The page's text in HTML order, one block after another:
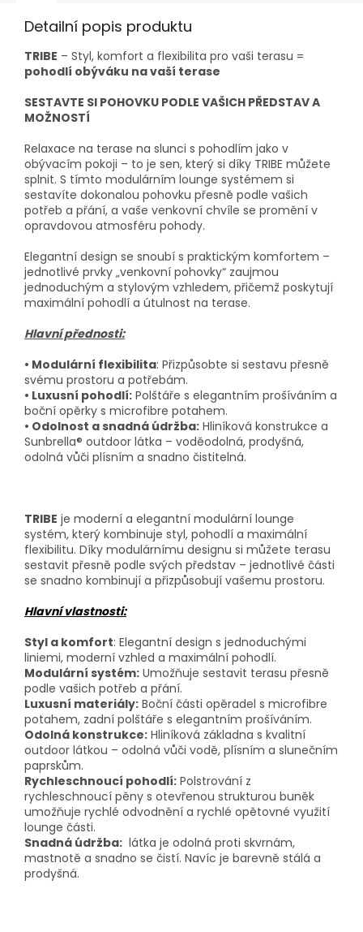
Detailní popis produktu
TRIBE – Styl, komfort a flexibilita pro vaši terasu =
pohodlí obýváku na vaší terase
SESTAVTE SI POHOVKU PODLE VAŠICH PŘEDSTAV A
MOŽNOSTÍ
Relaxace na terase na slunci s pohodlím jako v
obývacím pokoji – to je sen, který si díky TRIBE můžete
splnit. S tímto modulárním lounge systémem si
sestavíte dokonalou pohovku přesně podle vašich
potřeb a přání, a vaše venkovní chvíle se promění v
opravdovou atmosféru pohody.
Elegantní design se snoubí s praktickým komfortem –
jednotlivé prvky „venkovní pohovky“ zaujmou
jednoduchým a stylovým vzhledem, přičemž poskytují
maximální pohodlí a útulnost na terase.
Hlavní přednosti:
• Modulární flexibilita: Přizpůsobte si sestavu přesně
svému prostoru a potřebám.
• Luxusní pohodlí: Polštáře s elegantním prošíváním a
boční opěrky s microfibre potahem.
• Odolnost a snadná údržba: Hliníková konstrukce a
Sunbrella® outdoor látka – voděodolná, prodyšná,
odolná vůči plísním a snadno čistitelná.
TRIBE je moderní a elegantní modulární lounge
systém, který kombinuje styl, pohodlí a maximální
flexibilitu. Díky modulárnímu designu si můžete terasu
sestavit přesně podle svých představ – jednotlivé části
se snadno kombinují a přizpůsobují vašemu prostoru.
Hlavní vlastnosti:
Styl a komfort: Elegantní design s jednoduchými
liniemi, moderní vzhled a maximální pohodlí.
Modulární systém: Umožňuje sestavit terasu přesně
podle vašich potřeb a přání.
Luxusní materiály: Boční části opěradel s microfibre
potahem, zadní polštáře s elegantním prošíváním.
Odolná konstrukce: Hliníková základna s kvalitní
outdoor látkou – odolná vůči vodě, plísním a slunečním
paprskům.
Rychleschnoucí pohodlí: Polstrování z
rychleschnoucí pěny s otevřenou strukturou buněk
umožňuje rychlé odvodnění a rychlé opětovné využití
lounge části.
Snadná údržba: látka je odolná proti skvrnám,
mastnotě a snadno se čistí. Navíc je barevně stálá a
prodyšná.